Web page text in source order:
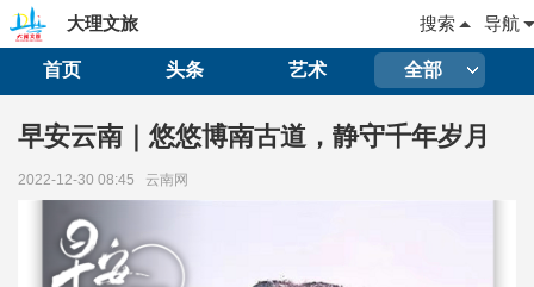
大理文旅 导航
搜索
首页 头条 艺术 全部
早安云南｜悠悠博南古道，静守千年岁月
2022-12-30 08:45 云南网